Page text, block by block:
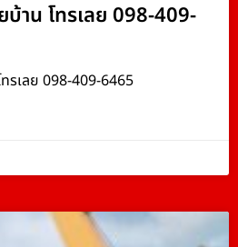
บ้าน โทรเลย 098-409-
รเลย 098-409-6465